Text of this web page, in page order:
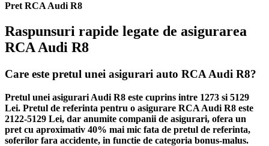
Pret RCA Audi R8
Raspunsuri rapide legate de asigurarea
RCA Audi R8
Care este pretul unei asigurari auto RCA Audi R8?
Pretul unei asigurari Audi R8 este cuprins intre 1273 si 5129
Lei. Pretul de referinta pentru o asigurare RCA Audi R8 este
2122-5129 Lei, dar anumite companii de asigurari, ofera un
pret cu aproximativ 40% mai mic fata de pretul de referinta,
soferilor fara accidente, in functie de categoria bonus-malus.